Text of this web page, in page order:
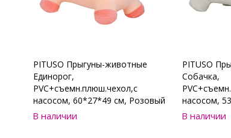
PITUSO Прыгуны-животные
Единорог,
PVC+съемн.плюш.чехол,с
насосом, 60*27*49 см, Розовый
В наличии
PITUSO
Собачка,
насосом,
В наличии